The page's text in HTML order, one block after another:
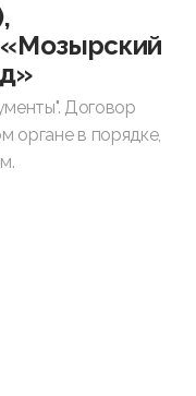
Договор
органе в порядке,